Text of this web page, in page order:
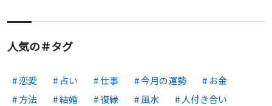
人気の＃タグ
恋愛 占い 仕事 今月の運勢
お金
方法
結婚 復縁 風水
人付き合い